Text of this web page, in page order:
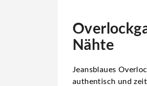
Nähte
Jeansblaues
authentisch und